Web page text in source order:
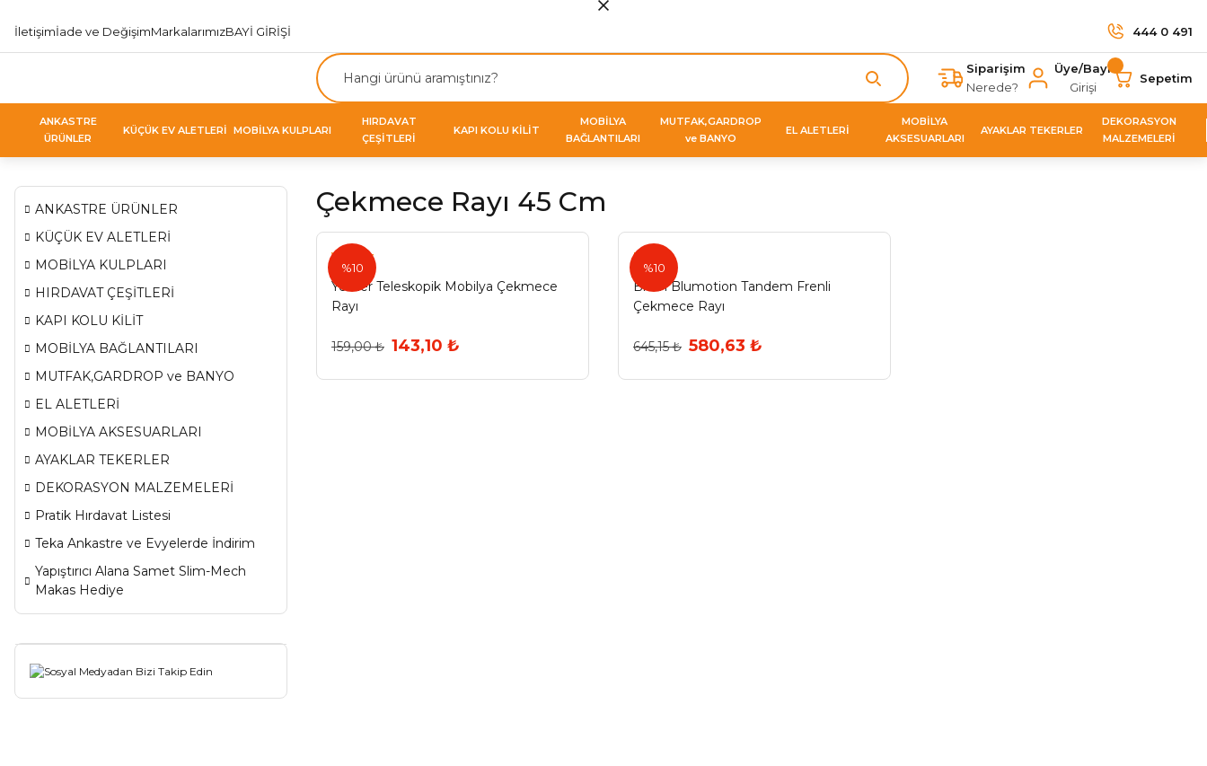
İletişimİade ve DeğişimMarkalarımızBAYİ GİRİŞİ 444 0 491
Siparişim
Nerede?
Üye/Bayi
Girişi
Sepetim
ANKASTRE
ÜRÜNLER
KÜÇÜK EV ALETLERİ MOBİLYA KULPLARI
HIRDAVAT
ÇEŞİTLERİ
KAPI KOLU KİLİT
MOBİLYA
BAĞLANTILARI
MUTFAK,GARDROP
ve BANYO
EL ALETLERİ
MOBİLYA
AKSESUARLARI
AYAKLAR TEKERLER
DEKORASYON
MALZEMELERİ
ANKASTRE ÜRÜNLER
KÜÇÜK EV ALETLERİ
MOBİLYA KULPLARI
HIRDAVAT ÇEŞİTLERİ
KAPI KOLU KİLİT
MOBİLYA BAĞLANTILARI
MUTFAK,GARDROP ve BANYO
EL ALETLERİ
MOBİLYA AKSESUARLARI
AYAKLAR TEKERLER
DEKORASYON MALZEMELERİ
Pratik Hırdavat Listesi
Teka Ankastre ve Evyelerde İndirim
Yapıştırıcı Alana Samet Slim-Mech
Makas Hediye
Çekmece Rayı 45 Cm
%10
Yeniler
Yeniler Teleskopik Mobilya Çekmece
Rayı
159,00 ₺ 143,10 ₺
%10
Blum
Blum Blumotion Tandem Frenli
Çekmece Rayı
645,15 ₺ 580,63 ₺